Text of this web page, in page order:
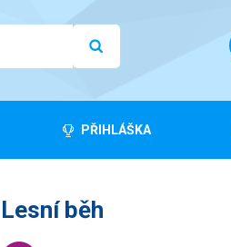
PŘIHLÁŠKA
Lesní běh